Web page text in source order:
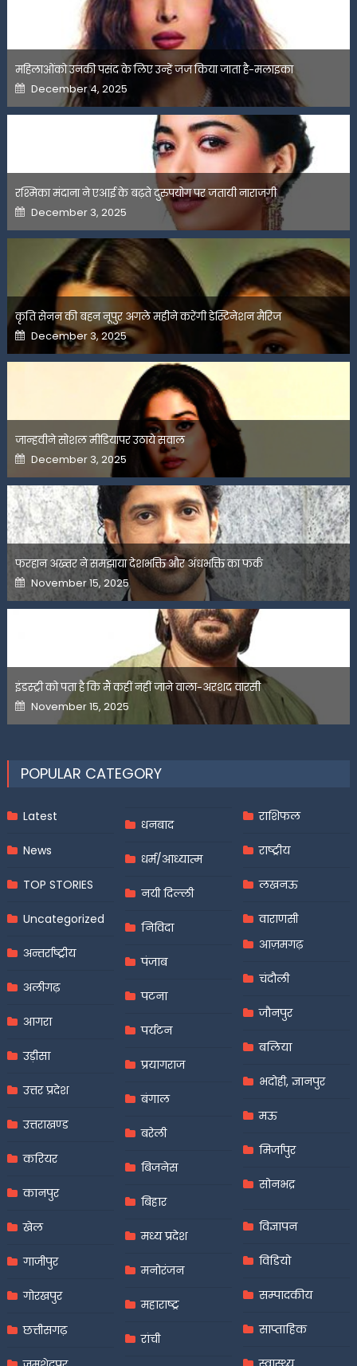
महिलाओंको उनकी पसंद के लिए उन्हें जज किया जाता है-मलाइका
Posted
on
December 4, 2025
रश्मिका मंदाना ने एआई के बढ़ते दुरुपयोग पर जतायी नाराजगी
Posted
on
December 3, 2025
कृति सेनन की बहन नूपुर अगले महीने करेंगी डेस्टिनेशन मैरिज
Posted
on
December 3, 2025
जान्हवीने सोशल मीडियापर उठाये सवाल
Posted
on
December 3, 2025
फरहान अख्तर ने समझाया देशभक्ति और अंधभक्ति का फर्क
Posted
on
November 15, 2025
इंडस्ट्री को पता है कि मैं कहीं नहीं जाने वाला-अरशद वारसी
Posted
on
November 15, 2025
POPULAR CATEGORY
Latest
News
TOP STORIES
Uncategorized
अन्तर्राष्ट्रीय
अलीगढ़
आगरा
उड़ीसा
उत्तर प्रदेश
उत्तराखण्ड
करियर
कानपुर
खेल
गाजीपुर
गोरखपुर
छत्तीसगढ़
धनबाद
धर्म/आध्यात्म
नयी दिल्ली
निविदा
पंजाब
पटना
पर्यटन
प्रयागराज
बंगाल
बरेली
बिजनेस
बिहार
मध्य प्रदेश
मनोरंजन
महाराष्ट्र
रांची
राशिफल
राष्ट्रीय
लखनऊ
वाराणसी
आज़मगढ़
चंदौली
जौनपुर
बलिया
भदोही, ज्ञानपुर
मऊ
मिर्जापुर
सोनभद्र
विज्ञापन
विडियो
सम्पादकीय
साप्ताहिक